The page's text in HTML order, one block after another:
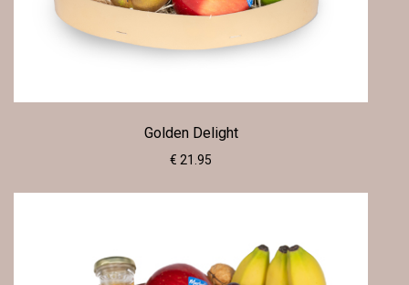
Golden Delight
€ 21.95